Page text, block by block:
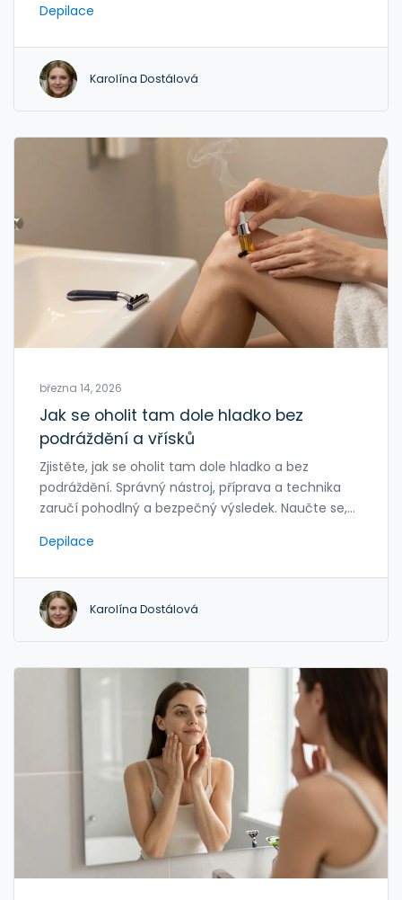
Depilace
Karolína Dostálová
března 14, 2026
Jak se oholit tam dole hladko bez
podráždění a vřísků
Zjistěte, jak se oholit tam dole hladko a bez
podráždění. Správný nástroj, příprava a technika
zaručí pohodlný a bezpečný výsledek. Naučte se,
Depilace
Karolína Dostálová